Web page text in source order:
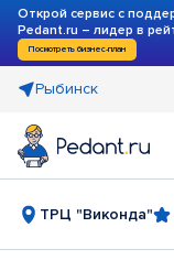
Открой сервис с
Pedant.ru – лидер в
Посмотреть бизнес-план
Рыбинск
ТРЦ "Виконда"